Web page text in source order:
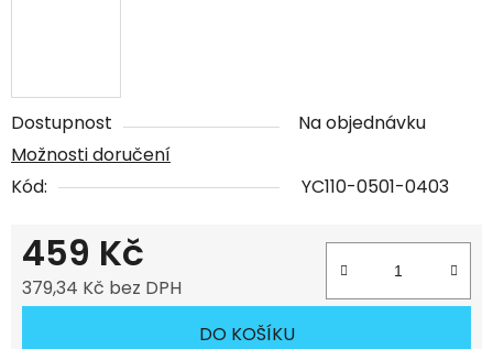
Dostupnost
Na objednávku
Možnosti doručení
Kód:
YC110-0501-0403
459 Kč
379,34 Kč bez DPH
DO KOŠÍKU